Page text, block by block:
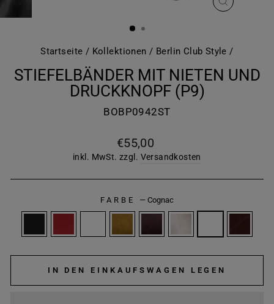
Startseite / Kollektionen / Berlin Club Style /
STIEFELBÄNDER MIT NIETEN UND
DRUCKKNOPF (P9)
BOBP0942ST
Normaler
Preis
€55,00
inkl. MwSt. zzgl. Versandkosten
FARBE — Cognac
IN DEN EINKAUFSWAGEN LEGEN